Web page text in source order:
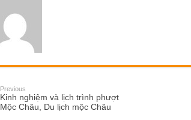
Previous
Kinh nghiệm và lịch trình phượt
Mộc Châu, Du lịch mộc Châu